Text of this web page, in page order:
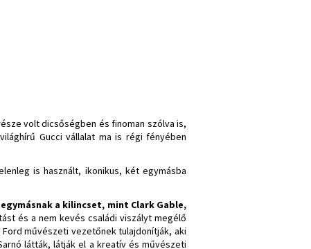
volt dicsőségben és finoman szólva is,
Gucci vállalat ma is régi fényében
is használt, ikonikus, két egymásba
a kilincset, mint Clark Gable,
és a nem kevés családi viszályt megélő
művészeti vezetőnek tulajdonítják, aki
látták, látják el a kreatív és művészeti